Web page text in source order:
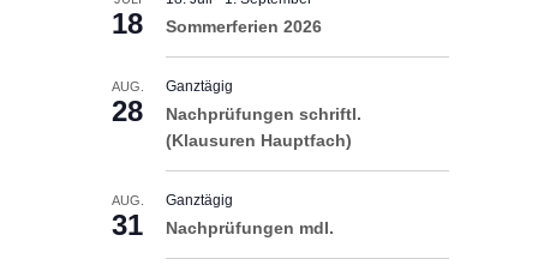
18 Sommerferien 2026
AUG.
28
Ganztägig
Nachprüfungen schriftl.
(Klausuren Hauptfach)
AUG.
31
Ganztägig
Nachprüfungen mdl.